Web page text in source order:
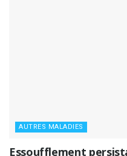
AUTRES MALADIES
Essoufflement